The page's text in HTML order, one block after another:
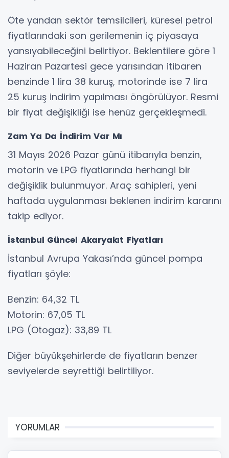
Öte yandan sektör temsilcileri, küresel petrol
fiyatlarındaki son gerilemenin iç piyasaya
yansıyabileceğini belirtiyor. Beklentilere göre 1
Haziran Pazartesi gece yarısından itibaren
benzinde 1 lira 38 kuruş, motorinde ise 7 lira
25 kuruş indirim yapılması öngörülüyor. Resmi
bir fiyat değişikliği ise henüz gerçekleşmedi.
Zam Ya Da İndirim Var Mı
31 Mayıs 2026 Pazar günü itibarıyla benzin,
motorin ve LPG fiyatlarında herhangi bir
değişiklik bulunmuyor. Araç sahipleri, yeni
haftada uygulanması beklenen indirim kararını
takip ediyor.
İstanbul Güncel Akaryakıt Fiyatları
İstanbul Avrupa Yakası’nda güncel pompa
fiyatları şöyle:
Benzin: 64,32 TL
Motorin: 67,05 TL
LPG (Otogaz): 33,89 TL
Diğer büyükşehirlerde de fiyatların benzer
seviyelerde seyrettiği belirtiliyor.
YORUMLAR